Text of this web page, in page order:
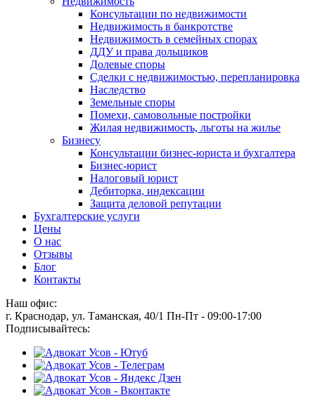
Консультации по недвижимости
Недвижимость в банкротстве
Недвижимость в семейных спорах
ДДУ и права дольщиков
Долевые споры
Сделки с недвижимостью, перепланировка
Наследство
Земельные споры
Помехи, самовольные постройки
Жилая недвижимость, льготы на жилье
Бизнесу
Консультации бизнес-юриста и бухгалтера
Бизнес-юрист
Налоговый юрист
Дебиторка, индексации
Защита деловой репутации
Бухгалтерские услуги
Цены
О нас
Отзывы
Блог
Контакты
Наш офис:
г. Краснодар, ул. Таманская, 40/1 Пн-Пт - 09:00-17:00
Подписывайтесь: